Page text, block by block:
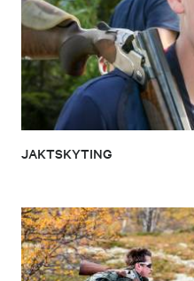
JAKTSKYTING